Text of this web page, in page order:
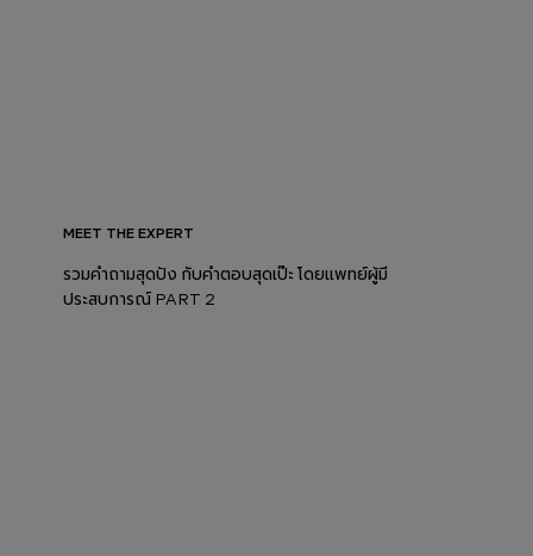
MEET THE EXPERT
รวมคำถามสุดปัง กับคำตอบสุดเป๊ะ โดยแพทย์ผู้มี
ประสบการณ์ PART 2